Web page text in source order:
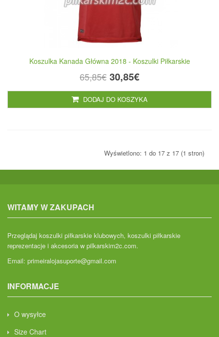
Koszulka Kanada Główna 2018 - Koszulki Piłkarskie
65,85€ 30,85€
DODAJ DO KOSZYKA
Wyświetlono: 1 do 17 z 17 (1 stron)
WITAMY W ZAKUPACH
Przeglądaj koszulki piłkarskie klubowych, koszulki piłkarskie
reprezentacje i akcesoria w pilkarskim2c.com.
Email: primeiralojasuporte@gmail.com
INFORMACJE
O wysyłce
Size Chart